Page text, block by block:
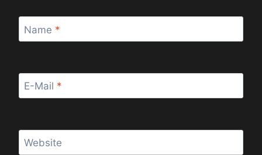
Name *
E-Mail *
Website